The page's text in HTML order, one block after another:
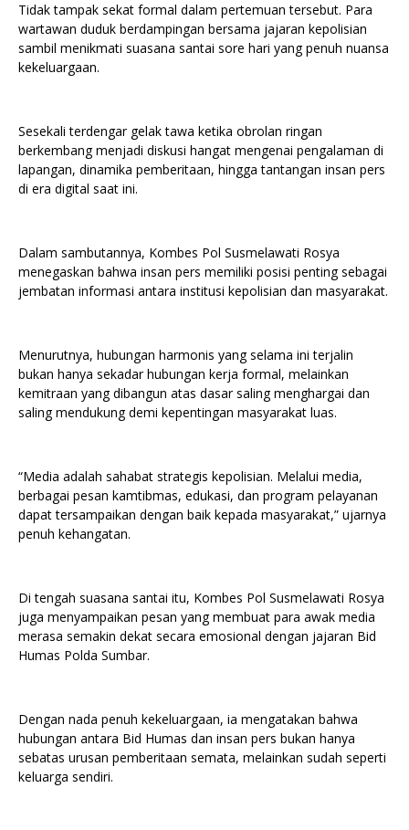
Tidak tampak sekat formal dalam pertemuan tersebut. Para
wartawan duduk berdampingan bersama jajaran kepolisian
sambil menikmati suasana santai sore hari yang penuh nuansa
kekeluargaan.
Sesekali terdengar gelak tawa ketika obrolan ringan
berkembang menjadi diskusi hangat mengenai pengalaman di
lapangan, dinamika pemberitaan, hingga tantangan insan pers
di era digital saat ini.
Dalam sambutannya, Kombes Pol Susmelawati Rosya
menegaskan bahwa insan pers memiliki posisi penting sebagai
jembatan informasi antara institusi kepolisian dan masyarakat.
Menurutnya, hubungan harmonis yang selama ini terjalin
bukan hanya sekadar hubungan kerja formal, melainkan
kemitraan yang dibangun atas dasar saling menghargai dan
saling mendukung demi kepentingan masyarakat luas.
“Media adalah sahabat strategis kepolisian. Melalui media,
berbagai pesan kamtibmas, edukasi, dan program pelayanan
dapat tersampaikan dengan baik kepada masyarakat,” ujarnya
penuh kehangatan.
Di tengah suasana santai itu, Kombes Pol Susmelawati Rosya
juga menyampaikan pesan yang membuat para awak media
merasa semakin dekat secara emosional dengan jajaran Bid
Humas Polda Sumbar.
Dengan nada penuh kekeluargaan, ia mengatakan bahwa
hubungan antara Bid Humas dan insan pers bukan hanya
sebatas urusan pemberitaan semata, melainkan sudah seperti
keluarga sendiri.